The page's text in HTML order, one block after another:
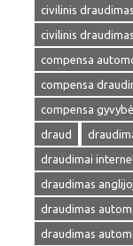
civilinis
civilinis
compensa
compensa
compensa
draud
draudimai
draudimas
draudimas
draudimas